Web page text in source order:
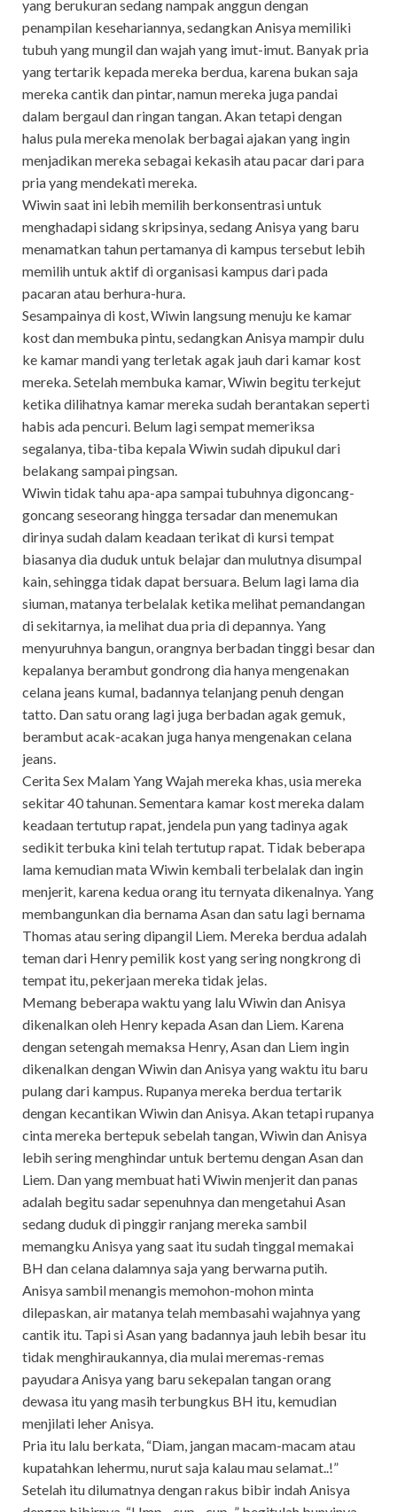
yang berukuran sedang nampak anggun dengan
penampilan kesehariannya, sedangkan Anisya memiliki
tubuh yang mungil dan wajah yang imut-imut. Banyak pria
yang tertarik kepada mereka berdua, karena bukan saja
mereka cantik dan pintar, namun mereka juga pandai
dalam bergaul dan ringan tangan. Akan tetapi dengan
halus pula mereka menolak berbagai ajakan yang ingin
menjadikan mereka sebagai kekasih atau pacar dari para
pria yang mendekati mereka.
Wiwin saat ini lebih memilih berkonsentrasi untuk
menghadapi sidang skripsinya, sedang Anisya yang baru
menamatkan tahun pertamanya di kampus tersebut lebih
memilih untuk aktif di organisasi kampus dari pada
pacaran atau berhura-hura.
Sesampainya di kost, Wiwin langsung menuju ke kamar
kost dan membuka pintu, sedangkan Anisya mampir dulu
ke kamar mandi yang terletak agak jauh dari kamar kost
mereka. Setelah membuka kamar, Wiwin begitu terkejut
ketika dilihatnya kamar mereka sudah berantakan seperti
habis ada pencuri. Belum lagi sempat memeriksa
segalanya, tiba-tiba kepala Wiwin sudah dipukul dari
belakang sampai pingsan.
Wiwin tidak tahu apa-apa sampai tubuhnya digoncang-
goncang seseorang hingga tersadar dan menemukan
dirinya sudah dalam keadaan terikat di kursi tempat
biasanya dia duduk untuk belajar dan mulutnya disumpal
kain, sehingga tidak dapat bersuara. Belum lagi lama dia
siuman, matanya terbelalak ketika melihat pemandangan
di sekitarnya, ia melihat dua pria di depannya. Yang
menyuruhnya bangun, orangnya berbadan tinggi besar dan
kepalanya berambut gondrong dia hanya mengenakan
celana jeans kumal, badannya telanjang penuh dengan
tatto. Dan satu orang lagi juga berbadan agak gemuk,
berambut acak-acakan juga hanya mengenakan celana
jeans.
Cerita Sex Malam Yang Wajah mereka khas, usia mereka
sekitar 40 tahunan. Sementara kamar kost mereka dalam
keadaan tertutup rapat, jendela pun yang tadinya agak
sedikit terbuka kini telah tertutup rapat. Tidak beberapa
lama kemudian mata Wiwin kembali terbelalak dan ingin
menjerit, karena kedua orang itu ternyata dikenalnya. Yang
membangunkan dia bernama Asan dan satu lagi bernama
Thomas atau sering dipangil Liem. Mereka berdua adalah
teman dari Henry pemilik kost yang sering nongkrong di
tempat itu, pekerjaan mereka tidak jelas.
Memang beberapa waktu yang lalu Wiwin dan Anisya
dikenalkan oleh Henry kepada Asan dan Liem. Karena
dengan setengah memaksa Henry, Asan dan Liem ingin
dikenalkan dengan Wiwin dan Anisya yang waktu itu baru
pulang dari kampus. Rupanya mereka berdua tertarik
dengan kecantikan Wiwin dan Anisya. Akan tetapi rupanya
cinta mereka bertepuk sebelah tangan, Wiwin dan Anisya
lebih sering menghindar untuk bertemu dengan Asan dan
Liem. Dan yang membuat hati Wiwin menjerit dan panas
adalah begitu sadar sepenuhnya dan mengetahui Asan
sedang duduk di pinggir ranjang mereka sambil
memangku Anisya yang saat itu sudah tinggal memakai
BH dan celana dalamnya saja yang berwarna putih.
Anisya sambil menangis memohon-mohon minta
dilepaskan, air matanya telah membasahi wajahnya yang
cantik itu. Tapi si Asan yang badannya jauh lebih besar itu
tidak menghiraukannya, dia mulai meremas-remas
payudara Anisya yang baru sekepalan tangan orang
dewasa itu yang masih terbungkus BH itu, kemudian
menjilati leher Anisya.
Pria itu lalu berkata, “Diam, jangan macam-macam atau
kupatahkan lehermu, nurut saja kalau mau selamat..!”
Setelah itu dilumatnya dengan rakus bibir indah Anisya